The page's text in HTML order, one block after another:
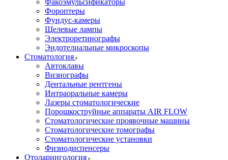
Факоэмульсификаторы
Фороптеры
Фундус-камеры
Щелевые лампы
Электроретинографы
Эндотелиальные микроскопы
Стоматология
Автоклавы
Визиографы
Дентальные рентгены
Интраоральные камеры
Лазеры стоматологические
Порошкоструйные аппараты AIR FLOW
Стоматологические проявочные машины
Стоматологические томографы
Стоматологические установки
Физиодиспенсеры
Отоларингология